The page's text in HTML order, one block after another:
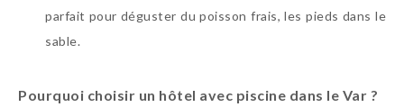
parfait pour déguster du poisson frais, les pieds dans le
sable.
Pourquoi choisir un hôtel avec piscine dans le Var ?